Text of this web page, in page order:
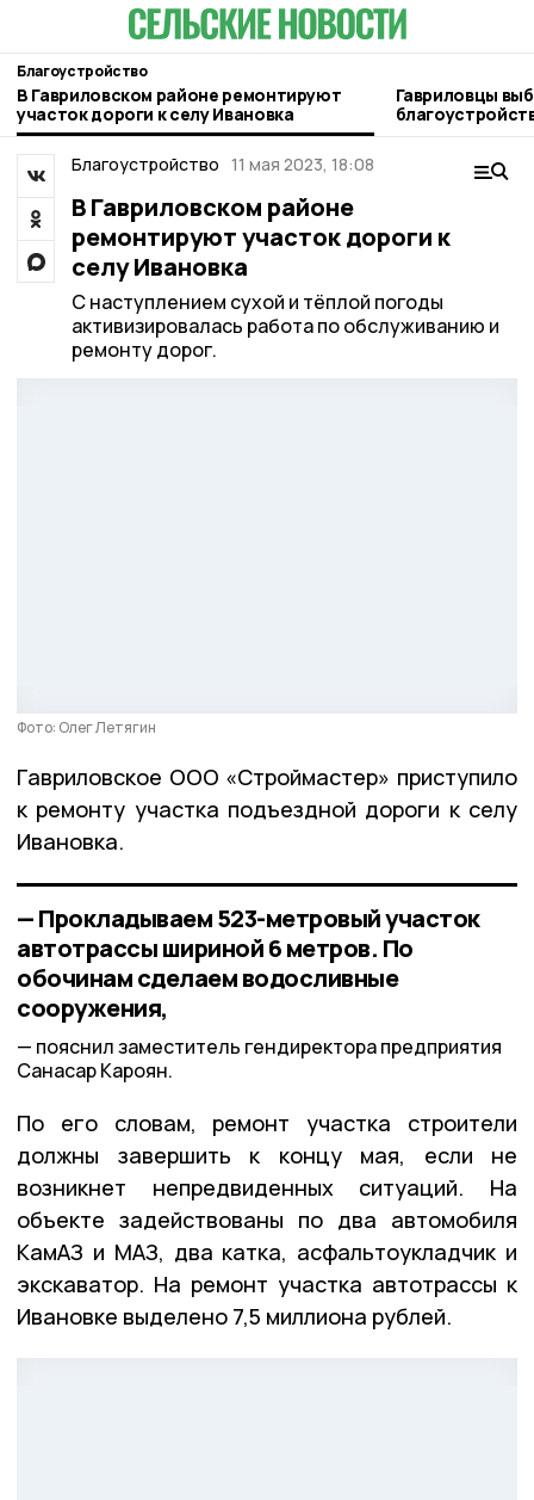
Благоустройство
В Гавриловском районе ремонтируют
участок дороги к селу Ивановка
Гавриловцы
Пересыпкино
Благоустройство 11 мая 2023, 18:08
В Гавриловском районе
ремонтируют участок дороги к
селу Ивановка
С наступлением сухой и тёплой погоды
активизировалась работа по обслуживанию и
ремонту дорог.
Фото: Олег Летягин
Гавриловское ООО «Строймастер» приступило
к ремонту участка подъездной дороги к селу
Ивановка.
— Прокладываем 523-метровый участок
автотрассы шириной 6 метров. По
обочинам сделаем водосливные
сооружения,
пояснил заместитель гендиректора предприятия
Санасар Кароян.
По его словам, ремонт участка строители
должны завершить к концу мая, если не
возникнет непредвиденных ситуаций. На
объекте задействованы по два автомобиля
КамАЗ и МАЗ, два катка, асфальтоукладчик и
экскаватор. На ремонт участка автотрассы к
Ивановке выделено 7,5 миллиона рублей.